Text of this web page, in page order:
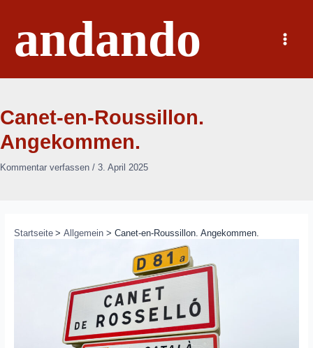
springenandando
Main
Menu
Canet-en-Roussillon.
Angekommen.
Kommentar verfassen / 3. April 2025
Startseite Allgemein Canet-en-Roussillon. Angekommen.